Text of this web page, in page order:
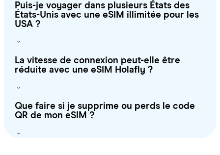
Puis-je voyager dans plusieurs États des
États-Unis avec une eSIM illimitée pour les
USA ?
La vitesse de connexion peut-elle être
réduite avec une eSIM Holafly ?
Que faire si je supprime ou perds le code
QR de mon eSIM ?